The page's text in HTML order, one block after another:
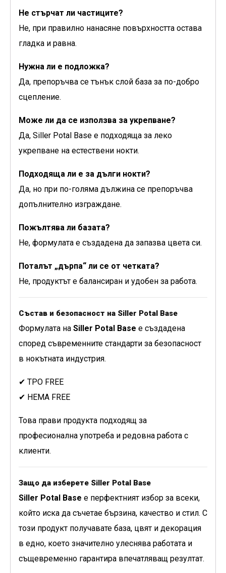
Не стърчат ли частиците?
Не, при правилно нанасяне повърхността остава
гладка и равна.
Нужна ли е подложка?
Да, препоръчва се тънък слой база за по-добро
сцепление.
Може ли да се използва за укрепване?
Да, Siller Potal Base е подходяща за леко
укрепване на естествени нокти.
Подходяща ли е за дълги нокти?
Да, но при по-голяма дължина се препоръчва
допълнително изграждане.
Пожълтява ли базата?
Не, формулата е създадена да запазва цвета си.
Поталът „дърпа“ ли се от четката?
Не, продуктът е балансиран и удобен за работа.
Състав и безопасност на Siller Potal Base
Формулата на Siller Potal Base е създадена
според съвременните стандарти за безопасност
в нокътната индустрия.
✔ TPO FREE
✔ НЕМА FREE
Това прави продукта подходящ за
професионална употреба и редовна работа с
клиенти.
Защо да изберете Siller Potal Base
Siller Potal Base е перфектният избор за всеки,
който иска да съчетае бързина, качество и стил. С
този продукт получавате база, цвят и декорация
в едно, което значително улеснява работата и
същевременно гарантира впечатляващ резултат.